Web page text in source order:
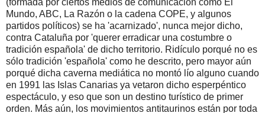
(formada por ciertos medios de comunicación como El
Mundo, ABC, La Razón o la cadena COPE, y algunos
partidos políticos) se ha 'acarnizado', nunca mejor dicho,
contra Cataluña por 'querer erradicar una costumbre o
tradición española' de dicho territorio. Ridículo porqué no es
sólo tradición 'española' como he descrito, pero mayor aún
porqué dicha caverna mediática no montó lío alguno cuando
en 1991 las Islas Canarias ya vetaron dicho esperpéntico
espectáculo, y eso que son un destino turístico de primer
orden. Más aún, los movimientos antitaurinos están por toda